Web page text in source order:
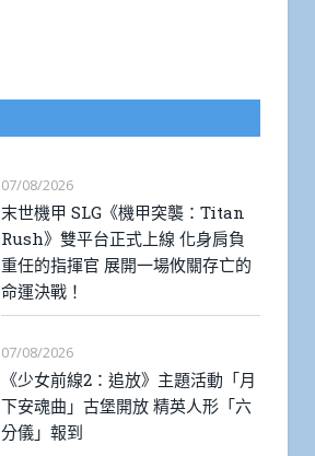
07/08/2026
末世機甲 SLG《機甲突襲：Titan
Rush》雙平台正式上線 化身肩負
重任的指揮官 展開一場攸關存亡的
命運決戰！
07/08/2026
《少女前線2：追放》主題活動「月
下安魂曲」古堡開放 精英人形「六
分儀」報到